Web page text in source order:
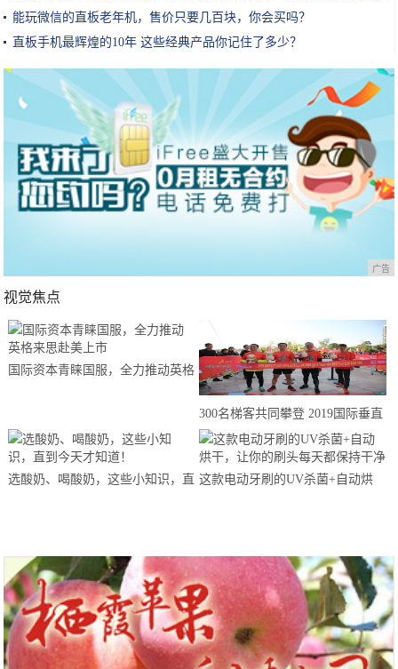
能玩微信的直板老年机，售价只要几百块，你会买吗？
直板手机最辉煌的10年 这些经典产品你记住了多少？
广告
视觉焦点
国际资本青睐国服，全力推动英格
300名梯客共同攀登 2019国际垂直
马拉松超级精英赛顺德海骏达中心
站欢乐开跑
选酸奶、喝酸奶，这些小知识，直 这款电动牙刷的UV杀菌+自动烘